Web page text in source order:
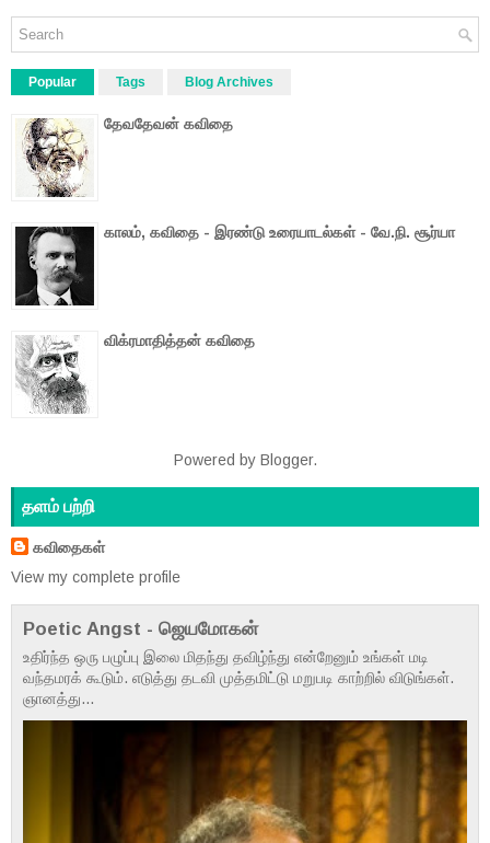
Popular Tags Blog Archives
தேவதேவன் கவிதை
காலம், கவிதை - இரண்டு உரையாடல்கள் - வே.நி. சூர்யா
விக்ரமாதித்தன் கவிதை
Powered by Blogger.
தளம் பற்றி
கவிதைகள்
View my complete profile
Poetic Angst - ஜெயமோகன்
உதிர்ந்த ஒரு பழுப்பு இலை மிதந்து தவிழ்ந்து என்றேனும் உங்கள் மடி
வந்தமரக் கூடும். எடுத்து தடவி முத்தமிட்டு மறுபடி காற்றில் விடுங்கள்.
ஞானத்து...